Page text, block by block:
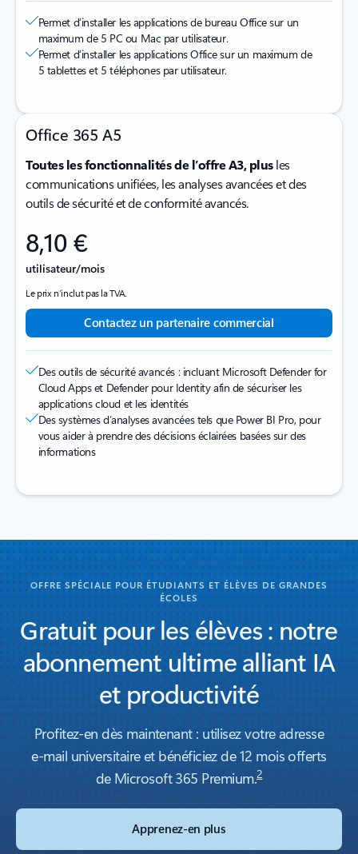
Permet d’installer les applications de bureau Office sur un
maximum de 5 PC ou Mac par utilisateur.
Permet d’installer les applications Office sur un maximum de
5 tablettes et 5 téléphones par utilisateur.
Office 365 A5
Toutes les fonctionnalités de l’offre A3, plusles
communications unifiées, les analyses avancées et des
outils de sécurité et de conformité avancés.
8,10 €
utilisateur/mois
Le prix n’inclut pas la TVA.
Contactez un partenaire commercial
Des outils de sécurité avancés : incluant Microsoft Defender for
Cloud Apps et Defender pour Identity afin de sécuriser les
applications cloud et les identités
Des systèmes d’analyses avancées tels que Power BI Pro, pour
vous aider à prendre des décisions éclairées basées sur des
informations
OFFRE SPÉCIALE POUR ÉTUDIANTS ET ÉLÈVES DE GRANDES
ÉCOLES
Gratuit pour les élèves : notre
abonnement ultime alliant IA
et productivité
Profitez-en dès maintenant : utilisez votre adresse
e-mail universitaire et bénéficiez de 12 mois offerts
de Microsoft 365 Premium.2
Apprenez-en plus